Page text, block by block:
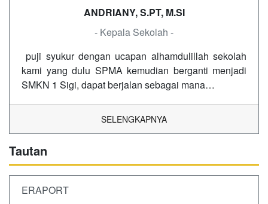
ANDRIANY, S.PT, M.SI
- Kepala Sekolah -
puji syukur dengan ucapan alhamdulillah sekolah
kami yang dulu SPMA kemudian berganti menjadi
SMKN 1 Sigi, dapat berjalan sebagai mana…
SELENGKAPNYA
Tautan
ERAPORT